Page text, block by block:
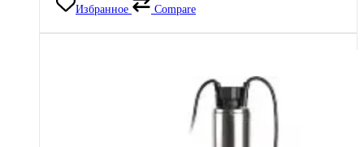
Избранное
Compare